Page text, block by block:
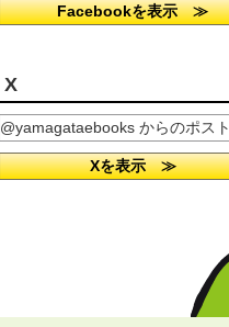
Facebookを表示 ≫
X
@yamagataebooks からのポスト
Xを表示 ≫